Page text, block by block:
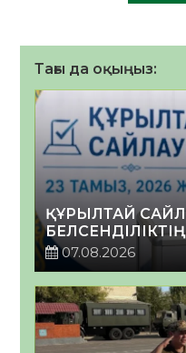
Тағы да оқыңыз:
ҚҰРЫЛТАЙ
БЕЛСЕНДІЛІКТІҢ
07.08.2026